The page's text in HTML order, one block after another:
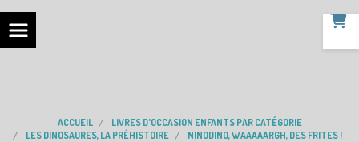
ACCUEIL
LIVRES D'OCCASION ENFANTS PAR CATÉGORIE
LES DINOSAURES, LA PRÉHISTOIRE
NINODINO, WAAAAARGH, DES FRITES !